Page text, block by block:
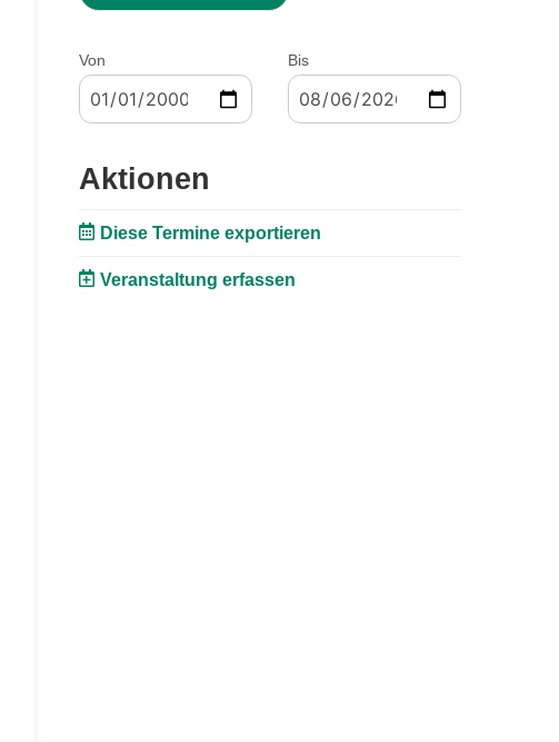
Von Bis
Aktionen
Diese Termine exportieren
Veranstaltung erfassen